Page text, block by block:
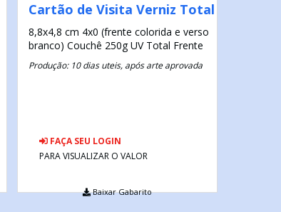
Cartão de Visita Verniz Total
8,8x4,8 cm 4x0 (frente colorida e verso
branco) Couchê 250g UV Total Frente
Produção: 10 dias uteis, após arte aprovada
FAÇA SEU LOGIN
PARA VISUALIZAR O VALOR
Baixar Gabarito